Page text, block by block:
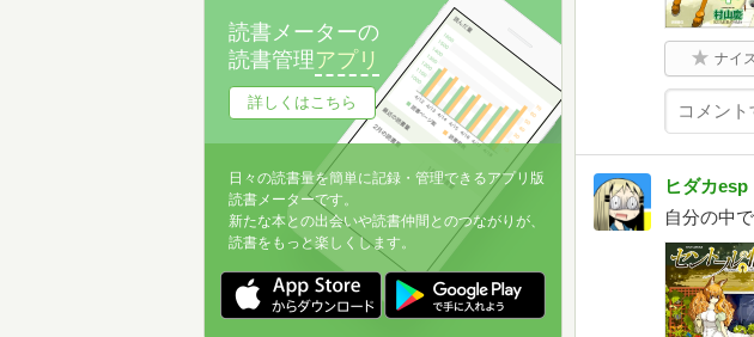
ナイ
ヒダカesp
自分の中
読書メーターの
読書管理アプリ
詳しくはこちら
日々の読書量を簡単に記録・管理できるアプリ版
読書メーターです。
新たな本との出会いや読書仲間とのつながりが、
読書をもっと楽しくします。